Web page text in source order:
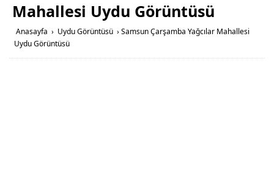
Mahallesi Uydu Görüntüsü
Anasayfa › Uydu Görüntüsü › Samsun Çarşamba Yağcılar Mahallesi
Uydu Görüntüsü